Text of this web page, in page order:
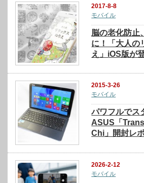
2017-8-8
モバイル
脳の老化防止
に！「大人の
え」iOS版が
2015-3-26
モバイル
パワフルでス
ASUS「
Chi」開封レ
2026-2-12
モバイル